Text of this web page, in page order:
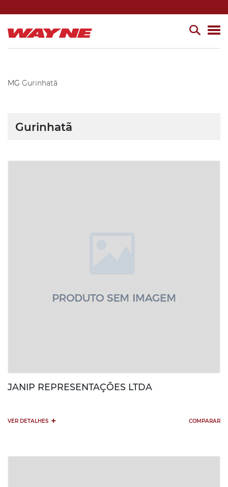
MG Gurinhatã
Gurinhatã
JANIP REPRESENTAÇÕES LTDA
VER DETALHES + COMPARAR